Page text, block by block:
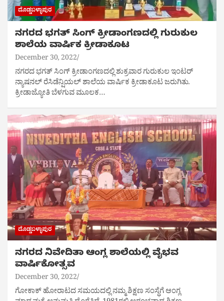
ದೊಡ್ಡಬಳ್ಳಾಪುರ
ನಗರದ ಭಗತ್ ಸಿಂಗ್ ಕ್ರೀಡಾಂಗಣದಲ್ಲಿ ಗುರುಕುಲ
ಶಾಲೆಯ ವಾರ್ಷಿಕ‌ ಕ್ರೀಡಾಕೂಟ
December 30, 2022
ನಗರದ ಭಗತ್ ಸಿಂಗ್ ಕ್ರೀಡಾಂಗಣದಲ್ಲಿ ಶುಕ್ರವಾರ ಗುರುಕುಲ ಇಂಟರ್
ನ್ಯಾಷನಲ್ ರೆಸಿಡೆನ್ಷಿಯಲ್ ಶಾಲೆಯ ವಾರ್ಷಿಕ ಕ್ರೀಡಾಕೂಟ‌ ಜರುಗಿತು.
ಕ್ರೀಡಾಜ್ಯೋತಿ ಬೆಳಗುವ ಮೂಲಕ‌…
ದೊಡ್ಡಬಳ್ಳಾಪುರ
ನಗರದ ನಿವೇದಿತಾ ಆಂಗ್ಲ ಶಾಲೆಯಲ್ಲಿ ವೈಭವ
ವಾರ್ಷಿಕೋತ್ಸವ
December 30, 2022
ಗೋಕಾಕ್ ಹೋರಾಟದ ಸಮಯದಲ್ಲಿ ನಮ್ಮ ಶಿಕ್ಷಣ ಸಂಸ್ಥೆಗೆ ಆಂಗ್ಲ